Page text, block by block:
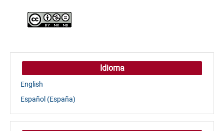
Idioma
English
Español (España)